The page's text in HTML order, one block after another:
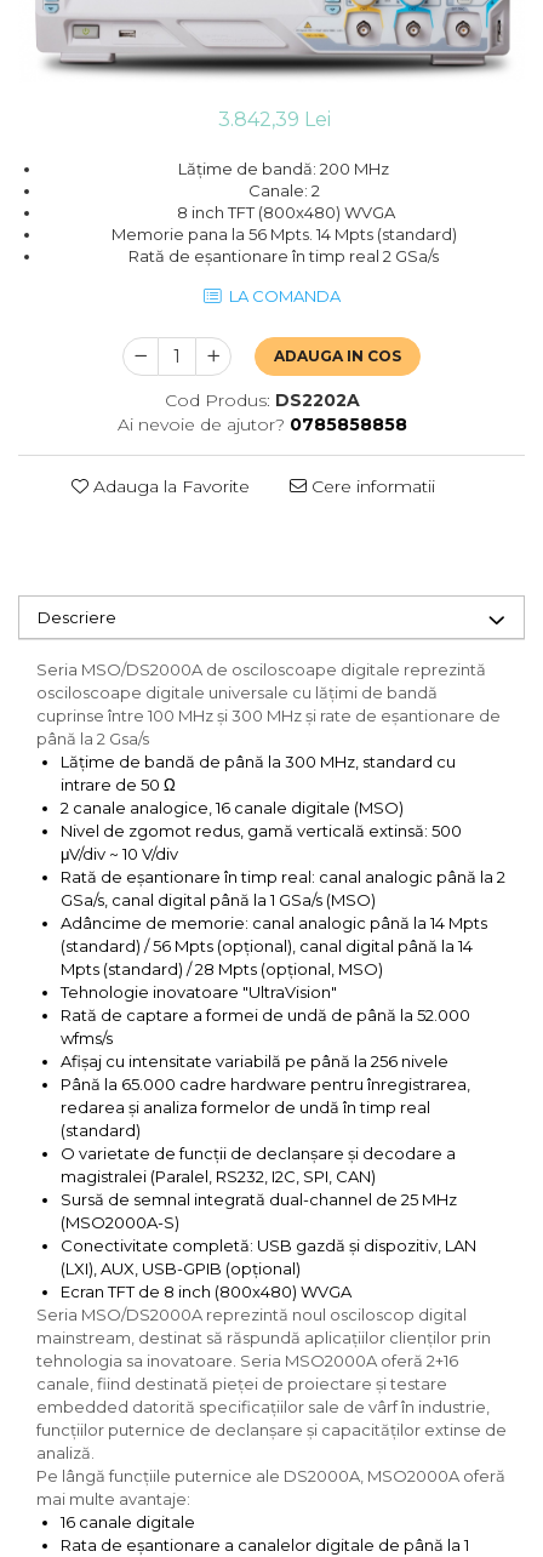
3.842,39 Lei
Lățime de bandă: 200 MHz
Canale: 2
8 inch TFT (800x480) WVGA
Memorie pana la 56 Mpts. 14 Mpts (standard)
Rată de eșantionare în timp real 2 GSa/s
LA COMANDA
ADAUGA IN COS
Cod Produs: DS2202A
Ai nevoie de ajutor? 0785858858
Adauga la Favorite Cere informatii
Descriere
Seria MSO/DS2000A de osciloscoape digitale reprezintă
osciloscoape digitale universale cu lăţimi de bandă
cuprinse între 100 MHz și 300 MHz și rate de eşantionare de
până la 2 Gsa/s
Lățime de bandă de până la 300 MHz, standard cu
intrare de 50 Ω
2 canale analogice, 16 canale digitale (MSO)
Nivel de zgomot redus, gamă verticală extinsă: 500
μV/div ~ 10 V/div
Rată de eșantionare în timp real: canal analogic până la 2
GSa/s, canal digital până la 1 GSa/s (MSO)
Adâncime de memorie: canal analogic până la 14 Mpts
(standard) / 56 Mpts (opțional), canal digital până la 14
Mpts (standard) / 28 Mpts (opțional, MSO)
Tehnologie inovatoare "UltraVision"
Rată de captare a formei de undă de până la 52.000
wfms/s
Afișaj cu intensitate variabilă pe până la 256 nivele
Până la 65.000 cadre hardware pentru înregistrarea,
redarea și analiza formelor de undă în timp real
(standard)
O varietate de funcții de declanșare și decodare a
magistralei (Paralel, RS232, I2C, SPI, CAN)
Sursă de semnal integrată dual-channel de 25 MHz
(MSO2000A-S)
Conectivitate completă: USB gazdă și dispozitiv, LAN
(LXI), AUX, USB-GPIB (opțional)
Ecran TFT de 8 inch (800x480) WVGA
Seria MSO/DS2000A reprezintă noul osciloscop digital
mainstream, destinat să răspundă aplicațiilor clienților prin
tehnologia sa inovatoare. Seria MSO2000A oferă 2+16
canale, fiind destinată pieței de proiectare și testare
embedded datorită specificațiilor sale de vârf în industrie,
funcțiilor puternice de declanșare și capacităților extinse de
analiză.
Pe lângă funcțiile puternice ale DS2000A, MSO2000A oferă
mai multe avantaje:
16 canale digitale
Rata de eșantionare a canalelor digitale de până la 1